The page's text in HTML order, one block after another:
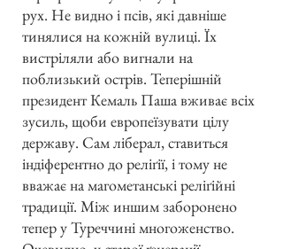
рух. Не видно і псів, які давніше
тинялися на кожній вулиці. Їх
вистріляли або вигнали на
поблизький острів. Теперішній
президент Кемаль Паша вживає всіх
зусиль, щоби европеїзувати цілу
державу. Сам ліберал, ставиться
індіферентно до реліґії, і тому не
вважає на магометанські реліґійні
традиції. Між иншим заборонено
тепер у Туреччині многоженство.